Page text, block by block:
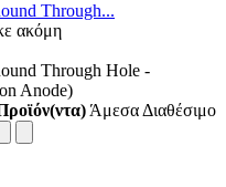
Through...
ακόμη
Through Hole -
Anode)
Άμεσα Διαθέσιμο